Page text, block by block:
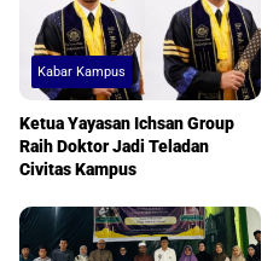
Kabar Kampus
Ketua Yayasan Ichsan Group
Raih Doktor Jadi Teladan
Civitas Kampus